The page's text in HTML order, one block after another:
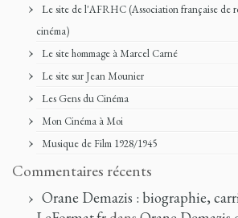
Le site de l'AFRHC (Association française de
cinéma)
Le site hommage à Marcel Carné
Le site sur Jean Mounier
Les Gens du Cinéma
Mon Cinéma à Moi
Musique de Film 1928/1945
Commentaires récents
Orane Demazis : biographie,